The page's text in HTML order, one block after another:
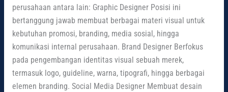
perusahaan antara lain: Graphic Designer Posisi ini
bertanggung jawab membuat berbagai materi visual untuk
kebutuhan promosi, branding, media sosial, hingga
komunikasi internal perusahaan. Brand Designer Berfokus
pada pengembangan identitas visual sebuah merek,
termasuk logo, guideline, warna, tipografi, hingga berbagai
elemen branding. Social Media Designer Membuat desain